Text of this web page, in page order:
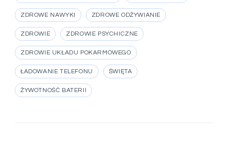
ZDROWE NAWYKI ZDROWE ODŻYWIANIE
ZDROWIE ZDROWIE PSYCHICZNE
ZDROWIE UKŁADU POKARMOWEGO
ŁADOWANIE TELEFONU ŚWIĘTA
ŻYWOTNOŚĆ BATERII